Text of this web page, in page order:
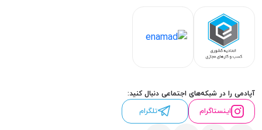
آپادمی را در شبکه‌های اجتماعی دنبال کنید:
اینستاگرام
تلگرام